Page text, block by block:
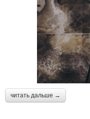
читать дальше →